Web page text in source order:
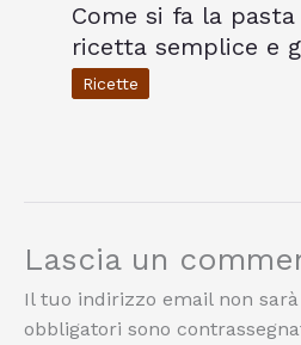
Come si fa la
ricetta semplice e
Ricette
Lascia un
Il tuo indirizzo email non
obbligatori sono